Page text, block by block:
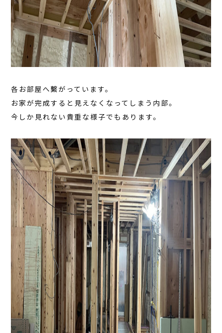
各お部屋へ繫がっています。
お家が完成すると見えなくなってしまう内部。
今しか見れない貴重な様子でもあります。